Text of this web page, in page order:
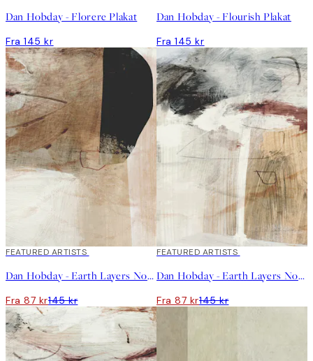
Dan Hobday - Florere Plakat
Fra 145 kr
Dan Hobday - Flourish Plakat
Fra 145 kr
40%*
FEATURED ARTISTS
Dan Hobday - Earth Layers No3 Plakat
Fra 87 kr145 kr
40%*
FEATURED ARTISTS
Dan Hobday - Earth Layers No1 Plakat
Fra 87 kr145 kr